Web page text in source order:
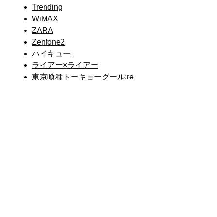
Trending
WiMAX
ZARA
Zenfone2
ハイキュー
ライアー×ライアー
東京喰種トーキョーグール:re